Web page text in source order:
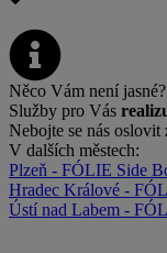
Něco Vám není
Služby pro Vás
Nebojte se nás oslovit
V dalších městech:
Plzeň - FÓLIE Side
Hradec Králové -
Ústí nad Labem -